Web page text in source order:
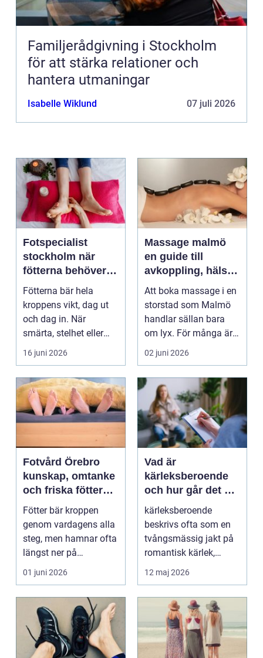
Familjerådgivning i Stockholm
för att stärka relationer och
hantera utmaningar
Isabelle Wiklund 07 juli 2026
Fotspecialist
stockholm när
fötterna behöver
mer än vila
Fötterna bär hela
kroppens vikt, dag ut
och dag in. När
smärta, stelhet eller
felställningar uppstår...
16 juni 2026
Massage malmö
en guide till
avkoppling, hälsa
och välmående
Att boka massage i en
storstad som Malmö
handlar sällan bara
om lyx. För många är
det ett sätt att h...
02 juni 2026
Fotvård Örebro
kunskap, omtanke
och friska fötter
året runt
Fötter bär kroppen
genom vardagens alla
steg, men hamnar ofta
längst ner på
prioriteringslistan.
Mån...
01 juni 2026
Vad är
kärleksberoende
och hur går det att
bryta mönstret?
kärleksberoende
beskrivs ofta som en
tvångsmässig jakt på
romantisk kärlek,
närhet eller
bekräftelse...
12 maj 2026